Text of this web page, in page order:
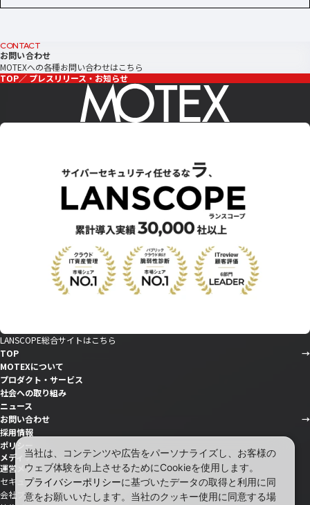
CONTACT
お問い合わせ
MOTEXへの各種お問い合わせはこちら
TOP
プレスリリース・お知らせ
LANSCOPE総合サイトはこちら
TOP
MOTEXについて
プロダクト・サービス
社会への取り組み
ニュース
お問い合わせ
採用情報
ポリシー
メディア
運営メディア
セキュリティ情報サイト「wiz LANCOPE」
会社ブログ「MOTEX公式note」
当社は、コンテンツや広告をパーソナライズし、お客様の
ウェブ体験を向上させるためにCookieを使用します。
プライバシーポリシーに基づいたデータの取得と利用に同
意をお願いいたします。当社のクッキー使用に同意する場